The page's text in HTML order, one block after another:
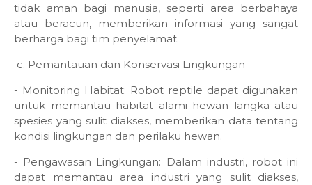
tidak aman bagi manusia, seperti area berbahaya
atau beracun, memberikan informasi yang sangat
berharga bagi tim penyelamat.
c. Pemantauan dan Konservasi Lingkungan
- Monitoring Habitat: Robot reptile dapat digunakan
untuk memantau habitat alami hewan langka atau
spesies yang sulit diakses, memberikan data tentang
kondisi lingkungan dan perilaku hewan.
- Pengawasan Lingkungan: Dalam industri, robot ini
dapat memantau area industri yang sulit diakses,